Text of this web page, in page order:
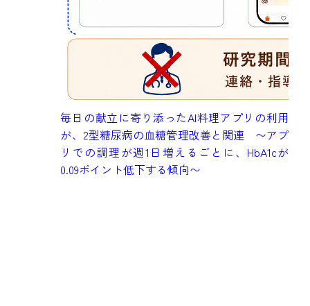
毎日の献立に寄り添ったAI料理アプリの利用
が、2型糖尿病の血糖管理改善と関連 〜アプ
リでの調理が週1日増えるごとに、HbA1cが
0.09ポイント低下する傾向〜